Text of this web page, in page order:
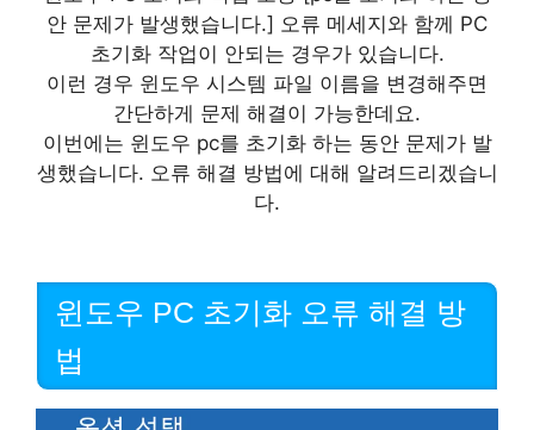
안 문제가 발생했습니다.] 오류 메세지와 함께 PC
초기화 작업이 안되는 경우가 있습니다.
이런 경우 윈도우 시스템 파일 이름을 변경해주면
간단하게 문제 해결이 가능한데요.
이번에는 윈도우 pc를 초기화 하는 동안 문제가 발
생했습니다. 오류 해결 방법에 대해 알려드리겠습니
다.
윈도우 PC 초기화 오류 해결 방
법